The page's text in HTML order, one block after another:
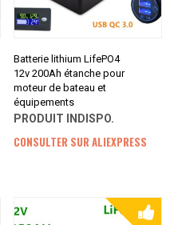
Batterie lithium LifePO4
12v 200Ah étanche pour
moteur de bateau et
équipements
PRODUIT INDISPO.
CONSULTER SUR ALIEXPRESS